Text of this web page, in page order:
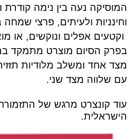
המוסיקה נעה בין נימה קודרת
וחינניות ולעיתים, פרצי שמחה
וקטעים אפלים ונוקשים, או
בפרק הסיום מוצרט מתמקד
מצד אחד ומשלב מלודיות
עם שלווה מצד שני.
עוד קונצרט מרגש של
הישראלית.